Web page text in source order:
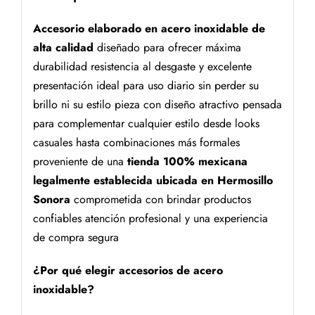
Accesorio elaborado en acero inoxidable de
alta calidad diseñado para ofrecer máxima
durabilidad resistencia al desgaste y excelente
presentación ideal para uso diario sin perder su
brillo ni su estilo pieza con diseño atractivo pensada
para complementar cualquier estilo desde looks
casuales hasta combinaciones más formales
proveniente de una tienda 100% mexicana
legalmente establecida ubicada en Hermosillo
Sonora comprometida con brindar productos
confiables atención profesional y una experiencia
de compra segura
¿Por qué elegir accesorios de acero
inoxidable?